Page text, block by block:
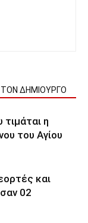
ΔΗΜΙΟΥΡΓΟ
η
του Αγίου
και
02